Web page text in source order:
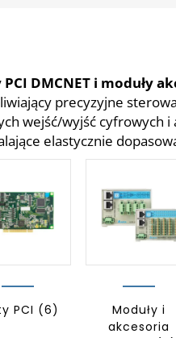
DMCNET i moduły
precyzyjne
wejść/wyjść cyfrowych i
elastycznie
PCI (6)
Moduły i
akcesoria